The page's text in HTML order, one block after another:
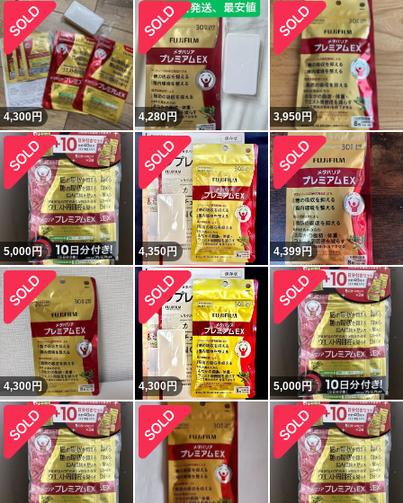
4,300円 4,280円 3,950円
5,000円 4,350円 4,399円
4,300円 4,300円 5,000円